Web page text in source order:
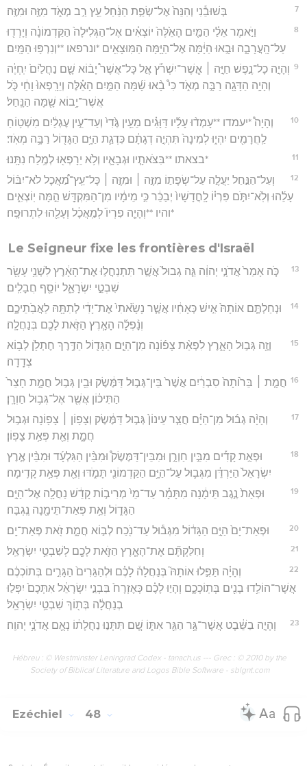
7 בְּשׁוּבֵ֕נִי וְהִנֵּה֙ אֶל־שְׂפַ֣ת הַנַּ֔חַל עֵ֖ץ רַ֣ב מְאֹ֑ד מִזֶּ֖ה וּמִזֶּֽה׃
8
וַיֹּ֣אמֶר אֵלַ֗י הַמַּ֤יִם הָאֵ֙לֶּה֙ יוֹצְאִ֗ים אֶל־הַגְּלִילָה֙ הַקַּדְמוֹנָ֔ה וְיָרְד֖וּ
עַל־הָֽעֲרָבָ֑ה וּבָ֣אוּ הַיָּ֔מָּה אֶל־הַיָּ֥מָּה הַמּֽוּצָאִ֖ים *ונרפאו **וְנִרְפּ֥וּ הַמָּֽיִם׃
9 וְהָיָ֣ה כָל־נֶ֣פֶשׁ חַיָּ֣ה ׀ אֲ‍ֽשֶׁר־יִשְׁרֹ֡ץ אֶ֣ל כָּל־אֲשֶׁר֩ יָב֨וֹא שָׁ֤ם נַחֲלַ֙יִם֙ יִֽחְיֶ֔ה
וְהָיָ֥ה הַדָּגָ֖ה רַבָּ֣ה מְאֹ֑ד כִּי֩ בָ֨אוּ שָׁ֜מָּה הַמַּ֣יִם הָאֵ֗לֶּה וְיֵרָֽפְאוּ֙ וָחָ֔י כֹּ֛ל
אֲשֶׁר־יָ֥בוֹא שָׁ֖מָּה הַנָּֽחַל׃
10
וְהָיָה֩ *יעמדו **עָמְד֨וּ עָלָ֜יו דַּוָּגִ֗ים מֵעֵ֥ין גֶּ֙דִי֙ וְעַד־עֵ֣ין עֶגְלַ֔יִם מִשְׁט֥וֹחַ
לַֽחֲרָמִ֖ים יִהְי֑וּ לְמִינָה֙ תִּהְיֶ֣ה דְגָתָ֔ם כִּדְגַ֛ת הַיָּ֥ם הַגָּד֖וֹל רַבָּ֥ה מְאֹֽד׃
11 *בצאתו **בִּצֹּאתָ֧יו וּגְבָאָ֛יו וְלֹ֥א יֵרָפְא֖וּ לְמֶ֥לַח נִתָּֽנוּ׃
12
וְעַל־הַנַּ֣חַל יַעֲלֶ֣ה עַל־שְׂפָת֣וֹ מִזֶּ֣ה ׀ וּמִזֶּ֣ה ׀ כָּל־עֵֽץ־מַ֠אֲכָל לֹא־יִבּ֨וֹל
עָלֵ֜הוּ וְלֹֽא־יִתֹּ֣ם פִּרְי֗וֹ לָֽחֳדָשָׁיו֙ יְבַכֵּ֔ר כִּ֣י מֵימָ֔יו מִן־הַמִּקְדָּ֖שׁ הֵ֣מָּה יֽוֹצְאִ֑ים
*והיו **וְהָיָ֤ה פִרְיוֹ֙ לְמַֽאֲכָ֔ל וְעָלֵ֖הוּ לִתְרוּפָֽה׃
Le Seigneur fixe les frontières d'Israël
13
כֹּ֤ה אָמַר֙ אֲדֹנָ֣י יְהוִ֔ה גֵּ֤ה גְבוּל֙ אֲשֶׁ֣ר תִּתְנַחֲל֣וּ אֶת־הָאָ֔רֶץ לִשְׁנֵ֥י עָשָׂ֖ר
שִׁבְטֵ֣י יִשְׂרָאֵ֑ל יוֹסֵ֖ף חֲבָלִֽים׃
14
וּנְחַלְתֶּ֤ם אוֹתָהּ֙ אִ֣ישׁ כְּאָחִ֔יו אֲשֶׁ֤ר נָשָׂ֙אתִי֙ אֶת־יָדִ֔י לְתִתָּ֖הּ לַאֲבֹֽתֵיכֶ֑ם
וְנָ֨פְלָ֜ה הָאָ֧רֶץ הַזֹּ֛את לָכֶ֖ם בְּנַחֲלָֽה׃
15
וְזֶ֖ה גְּב֣וּל הָאָ֑רֶץ לִפְאַ֨ת צָפ֜וֹנָה מִן־הַיָּ֧ם הַגָּד֛וֹל הַדֶּ֥רֶךְ חֶתְלֹ֖ן לְב֥וֹא
צְדָֽדָה׃
16 חֲמָ֤ת ׀ בֵּר֙וֹתָה֙ סִבְרַ֔יִם אֲשֶׁר֙ בֵּין־גְּב֣וּל דַּמֶּ֔שֶׂק וּבֵ֖ין גְּב֣וּל חֲמָ֑ת חָצֵר֙
הַתִּיכ֔וֹן אֲשֶׁ֖ר אֶל־גְּב֥וּל חַוְרָֽן׃
17
וְהָיָ֨ה גְב֜וּל מִן־הַיָּ֗ם חֲצַ֤ר עֵינוֹן֙ גְּב֣וּל דַּמֶּ֔שֶׂק וְצָפ֥וֹן ׀ צָפ֖וֹנָה וּגְב֣וּל
חֲמָ֑ת וְאֵ֖ת פְּאַ֥ת צָפֽוֹן׃
18
וּפְאַ֣ת קָדִ֡ים מִבֵּ֣ין חַוְרָ֣ן וּמִבֵּין־דַּמֶּשֶׂק֩ וּמִבֵּ֨ין הַגִּלְעָ֜ד וּמִבֵּ֨ין אֶ֤רֶץ
יִשְׂרָאֵל֙ הַיַּרְדֵּ֔ן מִגְּב֛וּל עַל־הַיָּ֥ם הַקַּדְמוֹנִ֖י תָּמֹ֑דּוּ וְאֵ֖ת פְּאַ֥ת קָדִֽימָה׃
19
וּפְאַת֙ נֶ֣גֶב תֵּימָ֔נָה מִתָּמָ֗ר עַד־מֵי֙ מְרִיב֣וֹת קָדֵ֔שׁ נַחֲלָ֖ה אֶל־הַיָּ֣ם
הַגָּד֑וֹל וְאֵ֥ת פְּאַת־תֵּימָ֖נָה נֶֽגְבָּה׃
20 וּפְאַת־יָם֙ הַיָּ֣ם הַגָּד֔וֹל מִגְּב֕וּל עַד־נֹ֖כַח לְב֣וֹא חֲמָ֑ת זֹ֖את פְּאַת־יָֽם׃
21 וְחִלַּקְתֶּ֞ם אֶת־הָאָ֧רֶץ הַזֹּ֛את לָכֶ֖ם לְשִׁבְטֵ֥י יִשְׂרָאֵֽל׃
22
וְהָיָ֗ה תַּפִּ֣לוּ אוֹתָהּ֮ בְּנַחֲלָה֒ לָכֶ֗ם וּלְהַגֵּרִים֙ הַגָּרִ֣ים בְּתוֹכְכֶ֔ם
אֲשֶׁר־הוֹלִ֥דוּ בָנִ֖ים בְּתֽוֹכְכֶ֑ם וְהָי֣וּ לָכֶ֗ם כְּאֶזְרָח֙ בִּבְנֵ֣י יִשְׂרָאֵ֔ל אִתְּכֶם֙ יִפְּל֣וּ
בְנַחֲלָ֔ה בְּת֖וֹךְ שִׁבְטֵ֥י יִשְׂרָאֵֽל׃
23 וְהָיָ֣ה בַשֵּׁ֔בֶט אֲשֶׁר־גָּ֥ר הַגֵּ֖ר אִתּ֑וֹ שָׁ֚ם תִּתְּנ֣וּ נַחֲלָת֔וֹ נְאֻ֖ם אֲדֹנָ֥י יְהוִֽה׃
Hébreu : © Westminster Leningrad Codex - tanach.us --- Grec : © 2010 by the
Society of Biblical Literature and Logos Bible Software - sblgnt.com
Ezéchiel 48